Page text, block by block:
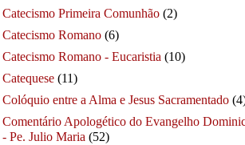
Catecismo Primeira Comunhão (2)
Catecismo Romano (6)
Catecismo Romano - Eucaristia (10)
Catequese (11)
Colóquio entre a Alma e Jesus Sacramentado
Comentário Apologético do Evangelho
- Pe. Julio Maria (52)